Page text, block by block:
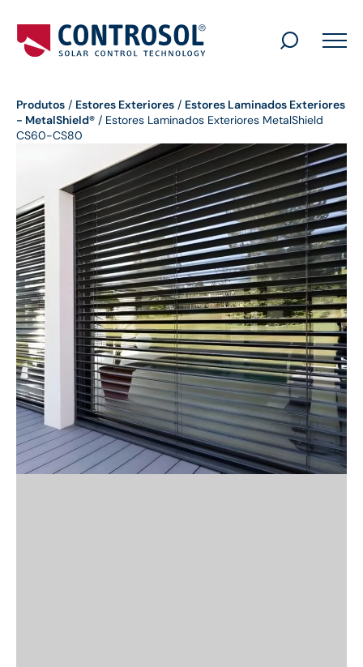
Produtos / Estores Exteriores / Estores Laminados Exteriores
- MetalShield® / Estores Laminados Exteriores MetalShield
CS60-CS80